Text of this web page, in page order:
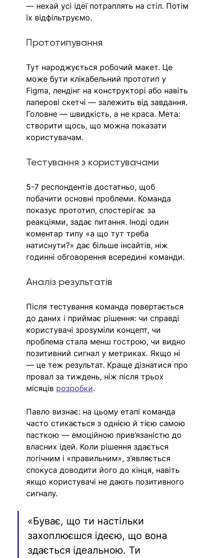
— нехай усі ідеї потраплять на стіл. Потім
їх відфільтруємо.
Прототипування
Тут народжується робочий макет. Це
може бути клікабельний прототип у
Figma, лендінг на конструкторі або навіть
паперові скетчі — залежить від завдання.
Головне — швидкість, а не краса. Мета:
створити щось, що можна показати
користувачам.
Тестування з користувачами
5-7 респондентів достатньо, щоб
побачити основні проблеми. Команда
показує прототип, спостерігає за
реакціями, задає питання. Іноді один
коментар типу «а що тут треба
натиснути?» дає більше інсайтів, ніж
годинні обговорення всередині команди.
Аналіз результатів
Після тестування команда повертається
до даних і приймає рішення: чи справді
користувачі зрозуміли концепт, чи
проблема стала менш гострою, чи видно
позитивний сигнал у метриках. Якщо ні
— це теж результат. Краще дізнатися про
провал за тиждень, ніж після трьох
місяців розробки.
Павло визнає: на цьому етапі команда
часто стикається з однією й тією самою
пасткою — емоційною прив’язаністю до
власних ідей. Коли рішення здається
логічним і «правильним», з’являється
спокуса доводити його до кінця, навіть
якщо користувачі не дають позитивного
сигналу.
«Буває, що ти настільки
захоплюєшся ідеєю, що вона
здається ідеальною. Ти